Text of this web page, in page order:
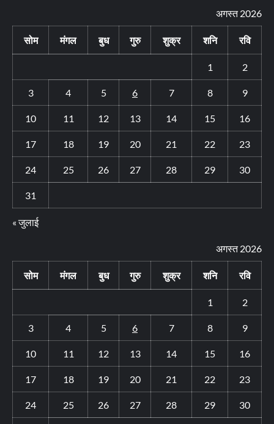
अगस्त 2026
सोम मंगल बुध गुरु शुक्र शनि रवि
1 2
3 4 5 6 7 8 9
10 11 12 13 14 15 16
17 18 19 20 21 22 23
24 25 26 27 28 29 30
31
« जुलाई
अगस्त 2026
सोम मंगल बुध गुरु शुक्र शनि रवि
1 2
3 4 5 6 7 8 9
10 11 12 13 14 15 16
17 18 19 20 21 22 23
24 25 26 27 28 29 30